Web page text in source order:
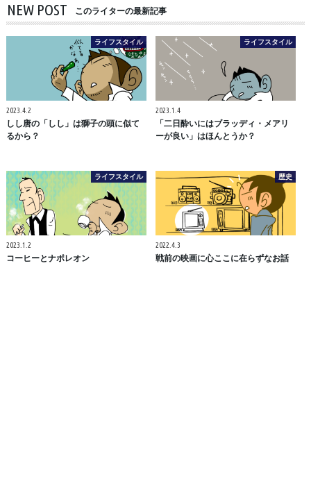
NEW POST このライターの最新記事
ライフスタイル
2023.4.2
しし唐の「しし」は獅子の頭に似て
るから？
ライフスタイル
2023.1.4
「二日酔いにはブラッディ・メアリ
ーが良い」はほんとうか？
ライフスタイル
2023.1.2
コーヒーとナポレオン
歴史
2022.4.3
戦前の映画に心ここに在らずなお話